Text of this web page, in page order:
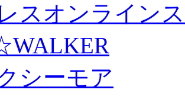
スオンライン
シーモア